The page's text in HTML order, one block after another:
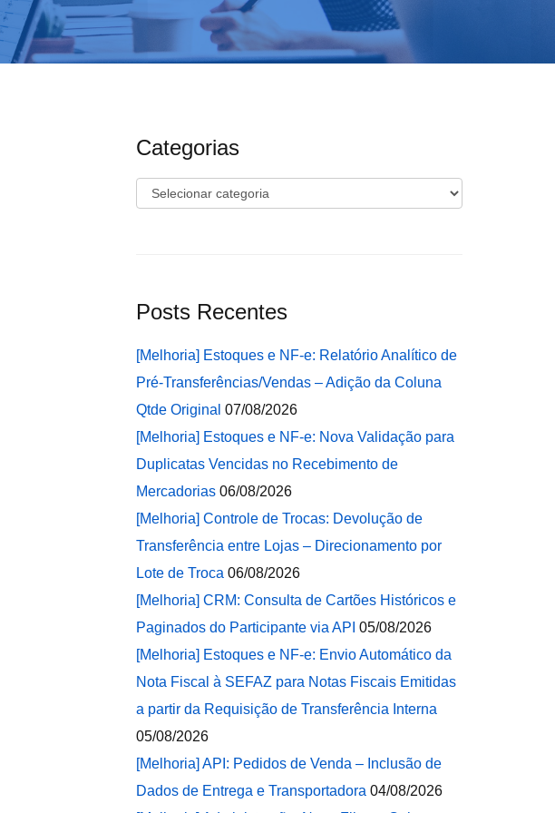
Categorias
Categorias
Posts Recentes
[Melhoria] Estoques e NF-e: Relatório Analítico de
Pré-Transferências/Vendas – Adição da Coluna
Qtde Original 07/08/2026
[Melhoria] Estoques e NF-e: Nova Validação para
Duplicatas Vencidas no Recebimento de
Mercadorias 06/08/2026
[Melhoria] Controle de Trocas: Devolução de
Transferência entre Lojas – Direcionamento por
Lote de Troca 06/08/2026
[Melhoria] CRM: Consulta de Cartões Históricos e
Paginados do Participante via API 05/08/2026
[Melhoria] Estoques e NF-e: Envio Automático da
Nota Fiscal à SEFAZ para Notas Fiscais Emitidas
a partir da Requisição de Transferência Interna
05/08/2026
[Melhoria] API: Pedidos de Venda – Inclusão de
Dados de Entrega e Transportadora 04/08/2026